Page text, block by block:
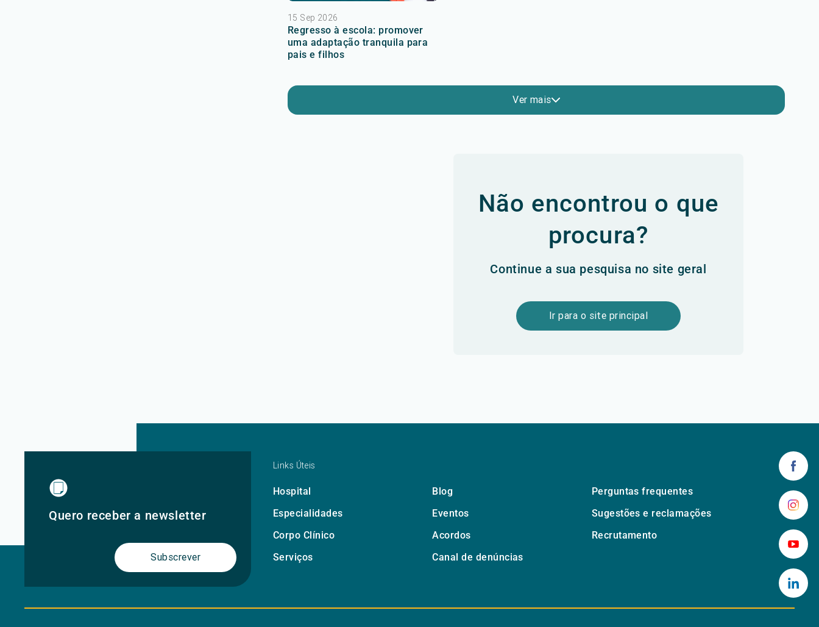
15 Sep 2026
Regresso à escola: promover
uma adaptação tranquila para
pais e filhos
Ver mais
Não encontrou o que
procura?
Continue a sua pesquisa no site geral
Ir para o site principal
Quero receber a newsletter
Subscrever
Links Úteis
Hospital Blog
Perguntas frequentes
Especialidades
Eventos
Sugestões e reclamações
Corpo Clínico
Acordos
Recrutamento
Serviços
Canal de denúncias